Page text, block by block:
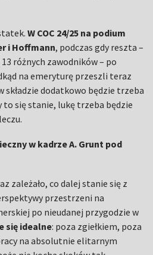
W COC 24/25 na podium
i Hoffmann, podczas gdy reszta –
różnych zawodników – po
na emeryturę przeszli teraz
składzie dodatkowo będzie trzeba
to się stanie, lukę trzeba będzie
w kadrze A. Grunt pod
zależało, co dalej stanie się z
przestrzeni na
po nieudanej przygodzie w
się idealne: poza zgiełkiem, poza
na absolutnie elitarnym